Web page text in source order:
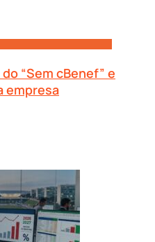
“Sem cBenef” e
empresa